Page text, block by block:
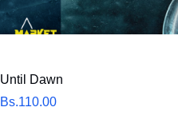
Until Dawn
Bs.110.00